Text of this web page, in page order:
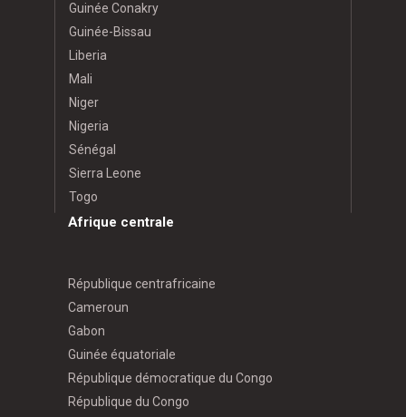
Guinée Conakry
Guinée-Bissau
Liberia
Mali
Niger
Nigeria
Sénégal
Sierra Leone
Togo
Afrique centrale
République centrafricaine
Cameroun
Gabon
Guinée équatoriale
République démocratique du Congo
République du Congo